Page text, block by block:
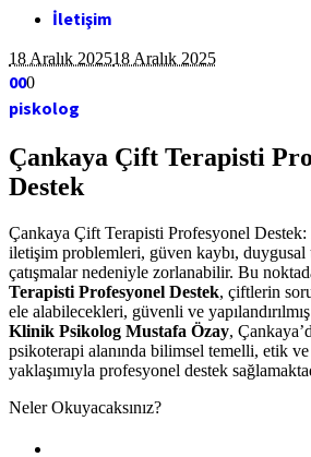
İletişim
18 Aralık 202518 Aralık 2025
000
piskolog
Çankaya Çift Terapisti
Destek
Çankaya Çift Terapisti Profesyonel
iletişim problemleri, güven kaybı, duygusal
çatışmalar nedeniyle zorlanabilir. Bu
Terapisti Profesyonel Destek, çiftlerin
ele alabilecekleri, güvenli ve
Klinik Psikolog Mustafa Özay,
psikoterapi alanında bilimsel temelli, etik ve
yaklaşımıyla profesyonel destek
Neler Okuyacaksınız?